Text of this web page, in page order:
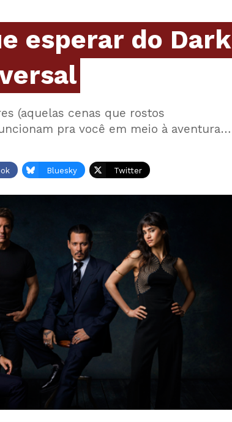
esperar do Dark
(aquelas cenas que rostos
pra você em meio à aventura…
Bluesky Twitter